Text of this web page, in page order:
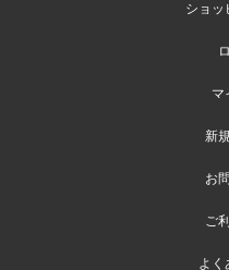
ショッ
マ
新
お
ご
よく